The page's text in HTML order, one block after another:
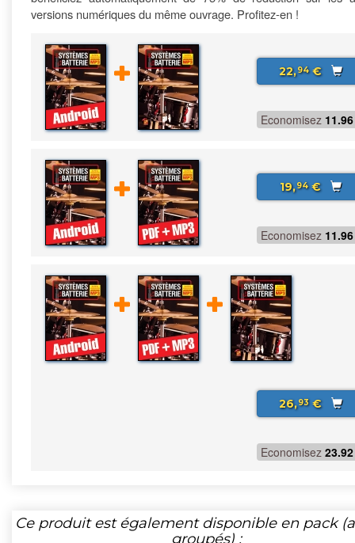
versions numériques du même ouvrage. Profitez-en !
22,94€
Economisez 11.96
19,94€
Economisez 11.96
26,93€
Economisez 23.92
Ce produit est également disponible en pack
groupés) :